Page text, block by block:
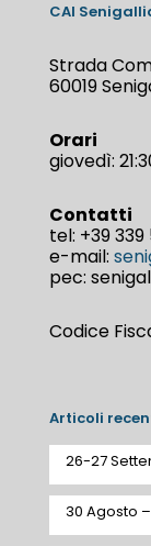
CAI
Strada
60019
Orari
giovedì:
Contatti
tel: +39 339
e-mail:
pec:
Codice
Articoli
26-27
30 Agosto